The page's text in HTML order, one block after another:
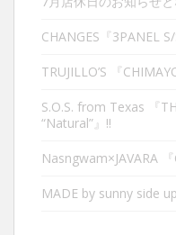
CHANGES『3PANEL S/
TRUJILLO’S 『
S.O.S. from Texas 『
“Natural”』‼︎
Nasngwam×JAVARA
MADE by sunny side